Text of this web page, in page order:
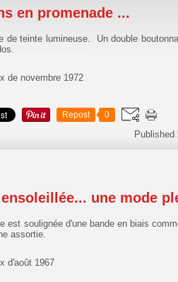
en promenade ...
de teinte lumineuse. Un double
de novembre 1972
Repost 0
Published
une mode
est soulignée d'une bande en biais
assortie.
d'août 1967